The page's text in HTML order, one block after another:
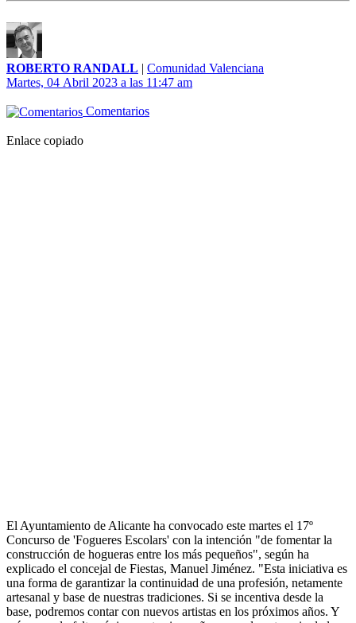
ROBERTO RANDALL | Comunidad Valenciana
Martes, 04 Abril 2023 a las 11:47 am
Comentarios
Enlace copiado
El Ayuntamiento de Alicante ha convocado este martes el 17º
Concurso de 'Fogueres Escolars' con la intención "de fomentar la
construcción de hogueras entre los más pequeños", según ha
explicado el concejal de Fiestas, Manuel Jiménez. "Esta iniciativa es
una forma de garantizar la continuidad de una profesión, netamente
artesanal y base de nuestras tradiciones. Si se incentiva desde la
base, podremos contar con nuevos artistas en los próximos años. Y